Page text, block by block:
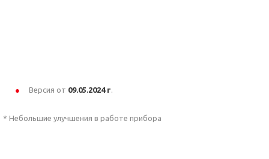
Версия от 09.05.2024 г.
* Небольшие улучшения в работе прибора